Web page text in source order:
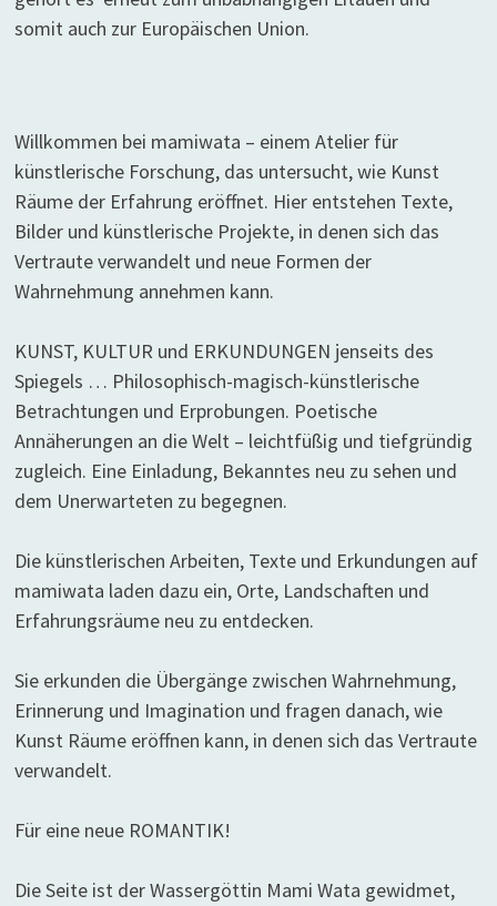
somit auch zur Europäischen Union.
Willkommen bei mamiwata – einem Atelier für
künstlerische Forschung, das untersucht, wie Kunst
Räume der Erfahrung eröffnet. Hier entstehen Texte,
Bilder und künstlerische Projekte, in denen sich das
Vertraute verwandelt und neue Formen der
Wahrnehmung annehmen kann.
KUNST, KULTUR und ERKUNDUNGEN jenseits des
Spiegels … Philosophisch-magisch-künstlerische
Betrachtungen und Erprobungen. Poetische
Annäherungen an die Welt – leichtfüßig und tiefgründig
zugleich. Eine Einladung, Bekanntes neu zu sehen und
dem Unerwarteten zu begegnen.
Die künstlerischen Arbeiten, Texte und Erkundungen auf
mamiwata laden dazu ein, Orte, Landschaften und
Erfahrungsräume neu zu entdecken.
Sie erkunden die Übergänge zwischen Wahrnehmung,
Erinnerung und Imagination und fragen danach, wie
Kunst Räume eröffnen kann, in denen sich das Vertraute
verwandelt.
Für eine neue ROMANTIK!
Die Seite ist der Wassergöttin Mami Wata gewidmet,